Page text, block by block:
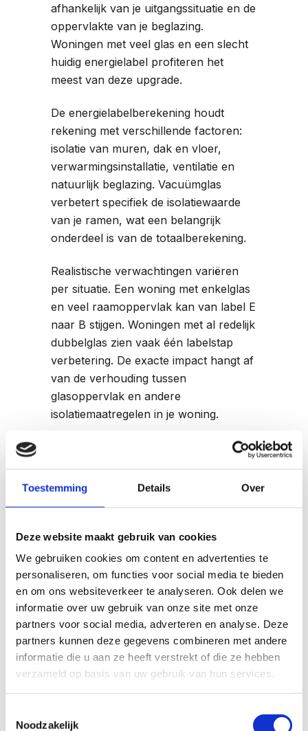
Toestemming Details Over
Deze website maakt gebruik van cookies
We gebruiken cookies om content en advertenties te
personaliseren, om functies voor social media te bieden
en om ons websiteverkeer te analyseren. Ook delen we
informatie over uw gebruik van onze site met onze
partners voor social media, adverteren en analyse. Deze
partners kunnen deze gegevens combineren met andere
informatie die u aan ze heeft verstrekt of die ze hebben
verzameld op basis van uw gebruik van hun services.
Noodzakelijk
afhankelijk van je uitgangssituatie en de
oppervlakte van je beglazing.
Woningen met veel glas en een slecht
huidig energielabel profiteren het
meest van deze upgrade.
De energielabelberekening houdt
rekening met verschillende factoren:
isolatie van muren, dak en vloer,
verwarmingsinstallatie, ventilatie en
natuurlijk beglazing. Vacuümglas
verbetert specifiek de isolatiewaarde
van je ramen, wat een belangrijk
onderdeel is van de totaalberekening.
Realistische verwachtingen variëren
per situatie. Een woning met enkelglas
en veel raamoppervlak kan van label E
naar B stijgen. Woningen met al redelijk
dubbelglas zien vaak één labelstap
verbetering. De exacte impact hangt af
van de verhouding tussen
glasoppervlak en andere
isolatiemaatregelen in je woning.
geschikt voor
monumentale
panden?
Ja, vacuümglas is bij uitstek geschikt
voor monumentale panden omdat het
de authentieke uitstraling behoudt,
terwijl het de isolatie drastisch
verbetert. De geringe dikte van 6-12
mm past perfect in bestaande
historische kozijnen zonder
aanpassingen.